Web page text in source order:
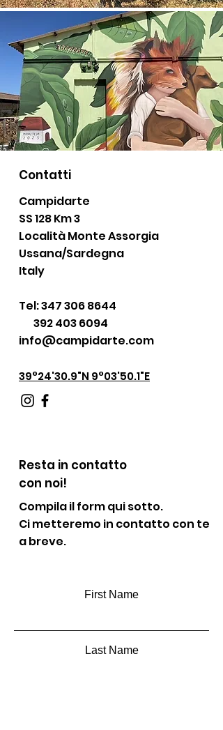
Contatti
Campidarte
SS 128 Km 3
Località Monte Assorgia
Ussana/Sardegna
Italy
Tel:347 306 8644
392 403 6094
info@campidarte.com
39°24'30.9"N 9°03'50.1"E
Resta in contatto
con noi!
Compila il form qui sotto.
Ci metteremo in contatto con te
a breve.
First Name
Last Name